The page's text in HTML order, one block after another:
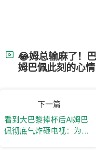
😂姆总输麻了！
姆巴佩此刻的心情
下一篇
看到大巴黎捧杯后AI姆巴
佩彻底气炸砸电视：为什